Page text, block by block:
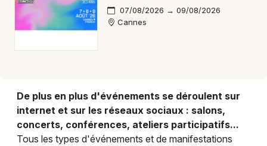
07/08/2026 → 09/08/2026
Cannes
De plus en plus d'événements se déroulent sur
internet et sur les réseaux sociaux : salons,
concerts, conférences, ateliers participatifs...
Tous les types d'événements et de manifestations